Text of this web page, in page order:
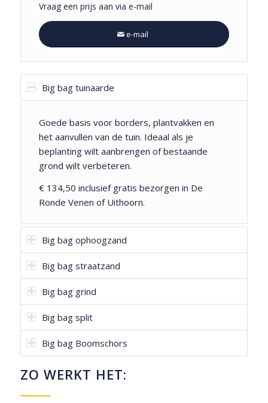
Vraag een prijs aan via e-mail
e-mail
Big bag tuinaarde
Goede basis voor borders, plantvakken en
het aanvullen van de tuin. Ideaal als je
beplanting wilt aanbrengen of bestaande
grond wilt verbeteren.
€ 134,50 inclusief gratis bezorgen in De
Ronde Venen of Uithoorn.
Big bag ophoogzand
Big bag straatzand
Big bag grind
Big bag split
Big bag Boomschors
ZO WERKT HET: